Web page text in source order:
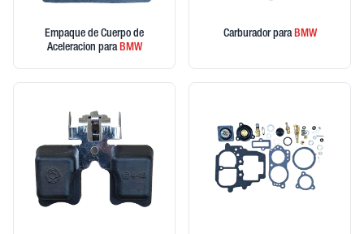
Empaque de Cuerpo de
Aceleracion paraBMW
Carburador paraBMW